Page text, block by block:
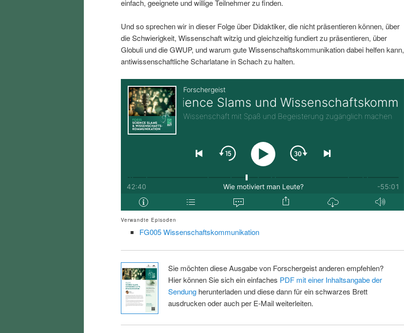
i
n
g
e
n
p
r
i
n
g
n
einfach, geeignete und willige Teilnehmer zu finden.
Und so sprechen wir in dieser Folge über Didaktiker, die nicht präsentieren können, über
die Schwierigkeit, Wissenschaft witzig und gleichzeitig fundiert zu präsentieren, über
Globuli und die GWUP, und warum gute Wissenschaftskommunikation dabei helfen kann,
antiwissenschaftliche Scharlatane in Schach zu halten.
Verwandte Episoden
FG005 Wissenschaftskommunikation
Sie möchten diese Ausgabe von Forschergeist anderen empfehlen?
Hier können Sie sich ein einfaches PDF mit einer Inhaltsangabe der
Sendungherunterladen und diese dann für ein schwarzes Brett
ausdrucken oder auch per E-Mail weiterleiten.